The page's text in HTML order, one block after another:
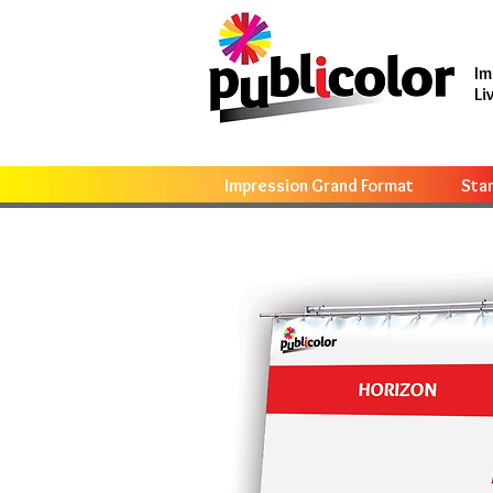
Impression Grand Format